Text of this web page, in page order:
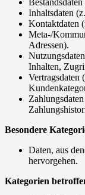
Inhaltsdaten
Kontaktdaten
Meta-/
Adressen).
Inhalten,
Vertragsdaten
Besondere
Daten, aus
hervorgehen.
Kategorien